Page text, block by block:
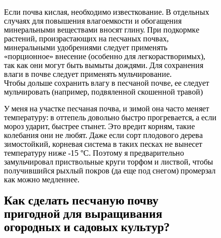
Если почва кислая, необходимо известкование. В отдельных
случаях для повышения влагоемкости и обогащения
минеральными веществами вносят глину. При подкормке
растений, произрастающих на песчаных почвах,
минеральными удобрениями следует применять
«порционное» внесение (особенно для легкорастворимых),
так как они могут быть вымыты дождями. Для сохранения
влаги в почве следует применять мульчирование.
Чтобы дольше сохранить влагу в песчаной почве, ее следует
мульчировать (например, подвяленной скошенной травой)
У меня на участке песчаная почва, и зимой она часто меняет
температуру: в оттепель довольно быстро прогревается, а если
мороз ударит, быстрее стынет. Это вредит корням, такие
колебания они не любят. Даже если сорт плодового дерева
зимостойкий, корневая система в таких песках не вынесет
температуру ниже -15 °С. Поэтому я предварительно
замульчировал приствольные круги торфом и листвой, чтобы
получившийся рыхлый покров (да еще под снегом) промерзал
как можно медленнее.
Как сделать песчаную почву
пригодной для выращивания
огородных и садовых культур?